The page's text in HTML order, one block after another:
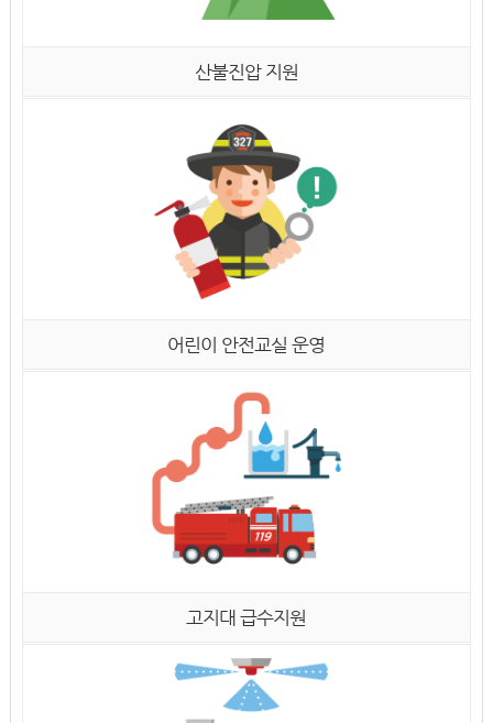
산불진압 지원
어린이 안전교실 운영
고지대 급수지원